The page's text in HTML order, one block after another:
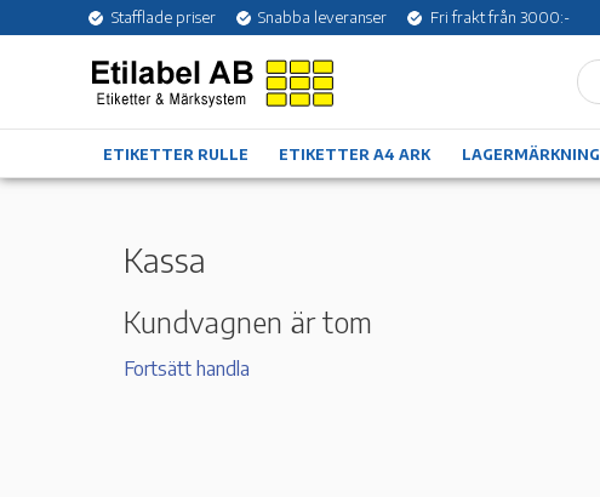
Stafflade priser Snabba leveranser Fri frakt från 3000:-
ETIKETTER RULLE ETIKETTER A4 ARK LAGERMÄRKNING
Kassa
Kundvagnen är tom
Fortsätt handla